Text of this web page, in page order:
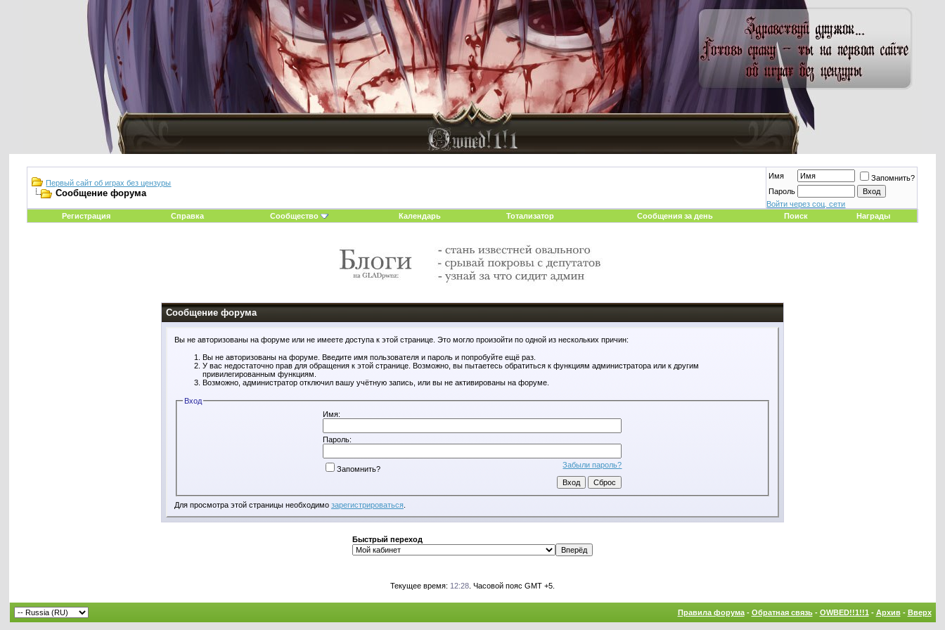
Первый сайт об играх без цензуры
Сообщение форума
Имя
Запомнить?
Пароль
Войти через соц. сети
Регистрация
Справка Сообщество Календарь Тотализатор Сообщения за день Поиск Награды
Сообщение форума
Вы не авторизованы на форуме или не имеете доступа к этой странице. Это могло произойти по одной из нескольких причин:
Вы не авторизованы на форуме. Введите имя пользователя и пароль и попробуйте ещё раз.
У вас недостаточно прав для обращения к этой странице. Возможно, вы пытаетесь обратиться к функциям администратора или к другим
привилегированным функциям.
Возможно, администратор отключил вашу учётную запись, или вы не активированы на форуме.
Вход
Имя:
Пароль:
Забыли пароль?
Запомнить?
Для просмотра этой страницы необходимо зарегистрироваться.
Быстрый переход
Текущее время: 12:28. Часовой пояс GMT +5.
Правила форума- Обратная связь- OWBED!!1!!1 - Архив- Вверх